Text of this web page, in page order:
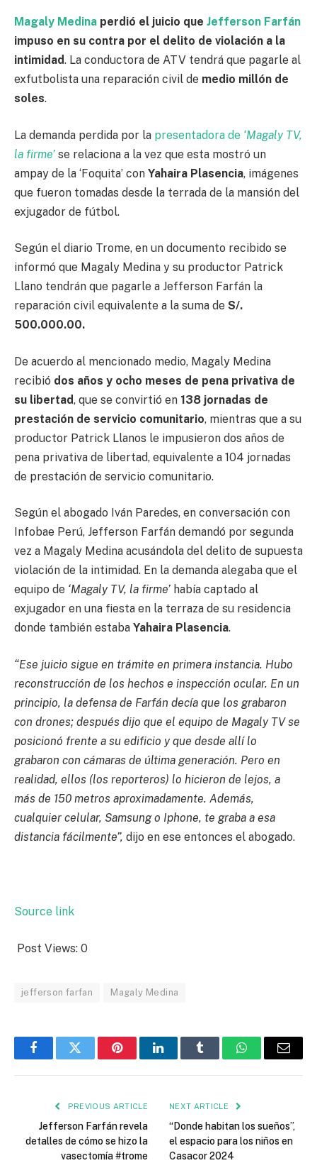
Magaly Medina perdió el juicio que Jefferson Farfán
impuso en su contra por el delito de violación a la
intimidad. La conductora de ATV tendrá que pagarle al
exfutbolista una reparación civil de medio millón de
soles.
La demanda perdida por la presentadora de ‘Magaly TV,
la firme’ se relaciona a la vez que esta mostró un
ampay de la ‘Foquita’ con Yahaira Plasencia, imágenes
que fueron tomadas desde la terrada de la mansión del
exjugador de fútbol.
Según el diario Trome, en un documento recibido se
informó que Magaly Medina y su productor Patrick
Llano tendrán que pagarle a Jefferson Farfán la
reparación civil equivalente a la suma de S/.
500.000.00.
De acuerdo al mencionado medio, Magaly Medina
recibió dos años y ocho meses de pena privativa de
su libertad, que se convirtió en 138 jornadas de
prestación de servicio comunitario, mientras que a su
productor Patrick Llanos le impusieron dos años de
pena privativa de libertad, equivalente a 104 jornadas
de prestación de servicio comunitario.
Según el abogado Iván Paredes, en conversación con
Infobae Perú, Jefferson Farfán demandó por segunda
vez a Magaly Medina acusándola del delito de supuesta
violación de la intimidad. En la demanda alegaba que el
equipo de ‘Magaly TV, la firme’ había captado al
exjugador en una fiesta en la terraza de su residencia
donde también estaba Yahaira Plasencia.
“Ese juicio sigue en trámite en primera instancia. Hubo
reconstrucción de los hechos e inspección ocular. En un
principio, la defensa de Farfán decía que los grabaron
con drones; después dijo que el equipo de Magaly TV se
posicionó frente a su edificio y que desde allí lo
grabaron con cámaras de última generación. Pero en
realidad, ellos (los reporteros) lo hicieron de lejos, a
más de 150 metros aproximadamente. Además,
cualquier celular, Samsung o Iphone, te graba a esa
distancia fácilmente”, dijo en ese entonces el abogado.
Source link
Post Views: 0
jefferson farfan Magaly Medina
FacebookTwitter PinterestLinkedInTumblr WhatsAppEmail
PREVIOUS ARTICLE
Jefferson Farfán revela
detalles de cómo se hizo la
vasectomía #trome
NEXT ARTICLE
“Donde habitan los sueños”,
el espacio para los niños en
Casacor 2024